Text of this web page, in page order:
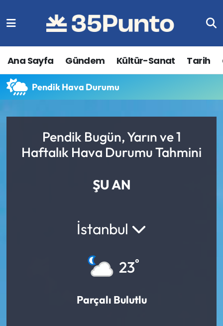
Ana Sayfa Gündem Kültür-Sanat Tarih
Pendik Hava Durumu
Pendik Bugün, Yarın ve 1
Haftalık Hava Durumu Tahmini
ŞU AN
İstanbul
23°
Parçalı Bulutlu